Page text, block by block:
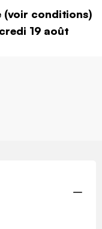
(voir conditions)
19 août